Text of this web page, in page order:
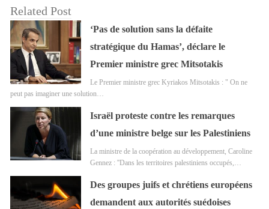
Related Post
‘Pas de solution sans la défaite
stratégique du Hamas’, déclare le
Premier ministre grec Mitsotakis
Le Premier ministre grec Kyriakos Mitsotakis : " On ne
peut pas imaginer une solution…
Israël proteste contre les remarques
d’une ministre belge sur les Palestiniens
La ministre de la coopération au développement, Caroline
Gennez : ''Dans les territoires palestiniens occupés,…
Des groupes juifs et chrétiens européens
demandent aux autorités suédoises